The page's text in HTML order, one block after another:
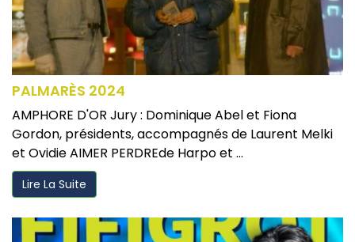
PALMARÈS 2024
AMPHORE D'OR Jury : Dominique Abel et Fiona
Gordon, présidents, accompagnés de Laurent Melki
et Ovidie AIMER PERDREde Harpo et ...
Lire La Suite